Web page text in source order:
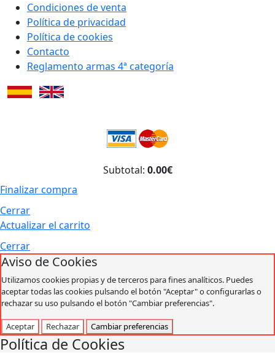
Condiciones de venta
Política de privacidad
Política de cookies
Contacto
Reglamento armas 4ª categoría
Subtotal: 0.00€
Finalizar compra
Cerrar
Actualizar el carrito
Cerrar
Aviso de Cookies
Utilizamos cookies propias y de terceros para fines analíticos. Puedes
aceptar todas las cookies pulsando el botón "Aceptar" o configurarlas o
rechazar su uso pulsando el botón "Cambiar preferencias".
Aceptar Rechazar Cambiar preferencias
Política de Cookies